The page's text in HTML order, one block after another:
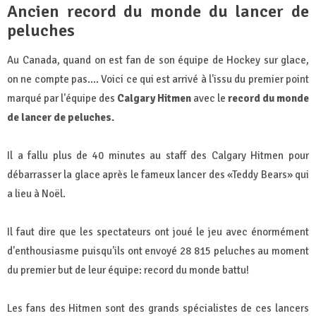
Ancien record du monde du lancer de
peluches
Au Canada, quand on est fan de son équipe de Hockey sur glace,
on ne compte pas.... Voici ce qui est arrivé à l'issu du premier point
marqué par l'équipe des Calgary Hitmen avec le record du monde
de lancer de peluches.
Il a fallu plus de 40 minutes au staff des Calgary Hitmen pour
débarrasser la glace après le fameux lancer des «Teddy Bears» qui
a lieu à Noël.
Il faut dire que les spectateurs ont joué le jeu avec énormément
d'enthousiasme puisqu'ils ont envoyé 28 815 peluches au moment
du premier but de leur équipe: record du monde battu!
Les fans des Hitmen sont des grands spécialistes de ces lancers